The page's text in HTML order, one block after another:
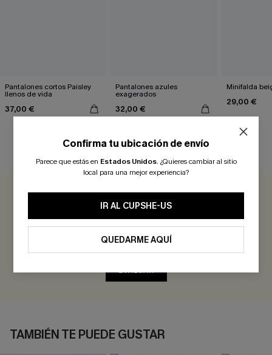
Pantalones cortos Paisley
llenos de vida
37,00 €
Pantalones azules
exagerados
32,00 €
Minifalda
29,00 €
Sé el Primero en Reseñar
EVALUAR
TAMBIÉN TE PUEDE GUSTAR
Confirma tu ubicación de envío
Parece que estás en Estados Unidos. ¿Quieres cambiar al sitio
local para una mejor experiencia?
IR AL CUPSHE-US
QUEDARME AQUÍ